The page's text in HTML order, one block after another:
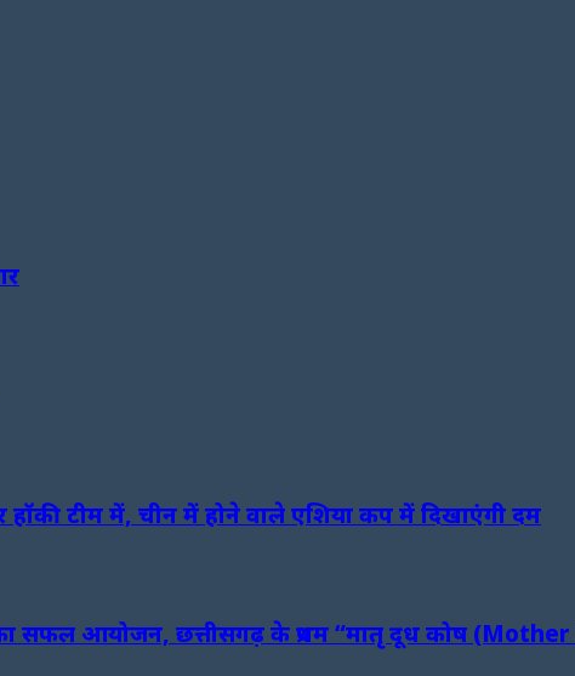
हॉकी टीम में, चीन में होने वाले एशिया कप में दिखाएंगी दम
का सफल आयोजन, छत्तीसगढ़ के प्रथम “मातृ दूध कोष